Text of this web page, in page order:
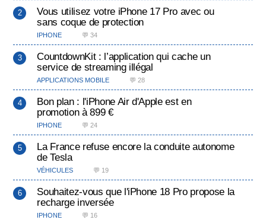
Vous utilisez votre iPhone 17 Pro avec ou
sans coque de protection
IPHONE 💬 34
CountdownKit : l’application qui cache un
service de streaming illégal
APPLICATIONS MOBILE 💬 28
Bon plan : l'iPhone Air d'Apple est en
promotion à 899 €
IPHONE 💬 24
La France refuse encore la conduite autonome
de Tesla
VÉHICULES 💬 19
Souhaitez-vous que l'iPhone 18 Pro propose la
recharge inversée
IPHONE 💬 16